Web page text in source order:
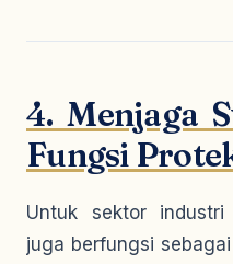
4. Menjaga
Fungsi
Untuk sektor
juga berfungsi sebagai